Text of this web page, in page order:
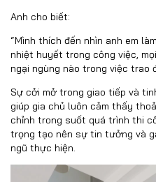
Anh cho biết:
“Mình thích đến nhìn anh em
nhiệt huyết trong công việc,
ngại ngùng nào trong việc trao
Sự cởi mở trong giao tiếp và
giúp gia chủ luôn cảm thấy
chỉnh trong suốt quá trình thi
trọng tạo nên sự tin tưởng và
ngũ thực hiện.